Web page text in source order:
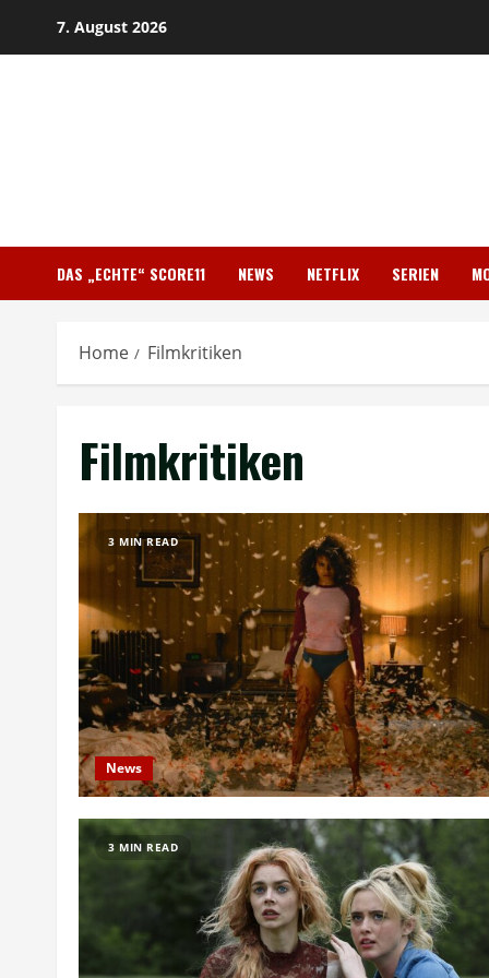
7. August 2026
DAS „ECHTE“ SCORE11 NEWS NETFLIX SERIEN
Home Filmkritiken
Filmkritiken
3 MIN READ
News
3 MIN READ